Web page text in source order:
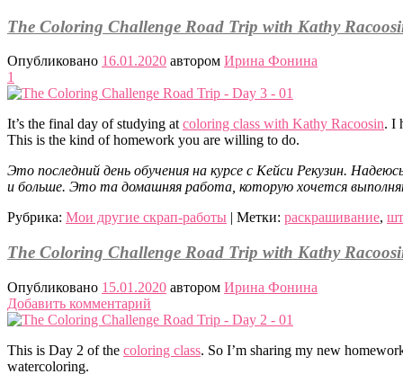
The Coloring Challenge Road Trip with Kathy
Опубликовано 16.01.2020 автором Ирина Фонина
1
It’s the final day of studying at coloring class with Kathy Racoosin. I
This is the kind of homework you are willing to do.
Это последний день обучения на курсе с Кейси Рекузин.
и больше. Это та домашняя работа, которую хочется
Рубрика: Мои другие скрап-работы | Метки: раскрашивание,
The Coloring Challenge Road Trip with Kathy
Опубликовано 15.01.2020 автором Ирина Фонина
Добавить комментарий
This is Day 2 of the coloring class. So I’m sharing my new
watercoloring.